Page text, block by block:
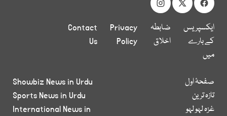
ایکسپریس
کے بارے
میں
ضابطہ
اخلاق
Privacy
Policy
Contact
Us
صفحۂ اول
تازہ ترین
غزہ لہو لہو
Showbiz News in Urdu
Sports News in Urdu
International News in